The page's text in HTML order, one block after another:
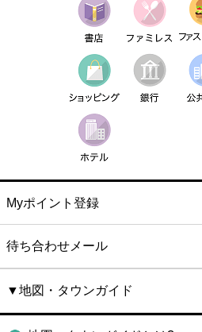
Myポイント登録
待ち合わせメール
▼地図・タウンガイド